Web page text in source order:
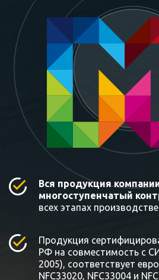
Вся продукция
многоступенчатый
всех этапах
Продукция
РФ на совместимость с
2005), соответствует
NFC33020, NFC33004 и